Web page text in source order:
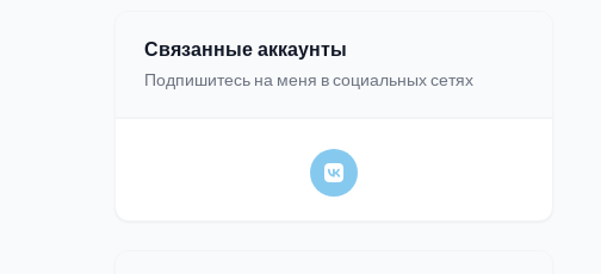
Связанные аккаунты
Подпишитесь на меня в социальных сетях